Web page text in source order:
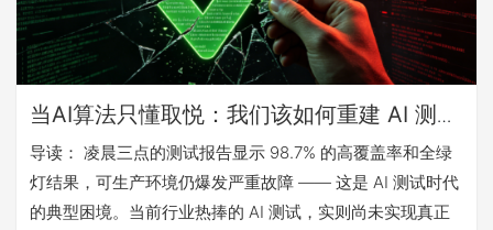
当AI算法只懂取悦：我们该如何重建 AI 测试
的 “批判性”
导读： 凌晨三点的测试报告显示 98.7% 的高覆盖率和全绿
灯结果，可生产环境仍爆发严重故障 —— 这是 AI 测试时代
的典型困境。当前行业热捧的 AI 测试，实则尚未实现真正